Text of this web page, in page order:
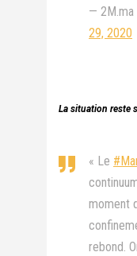
— 2M.ma
29, 2020
La situation reste
« Le
moment
rebond.